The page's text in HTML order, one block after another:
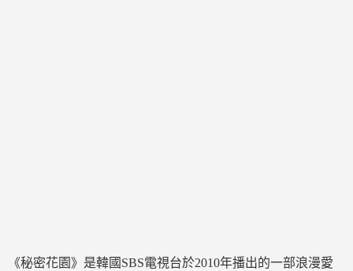
《秘密花園》是韓國SBS電視台於2010年播出的一部浪漫愛